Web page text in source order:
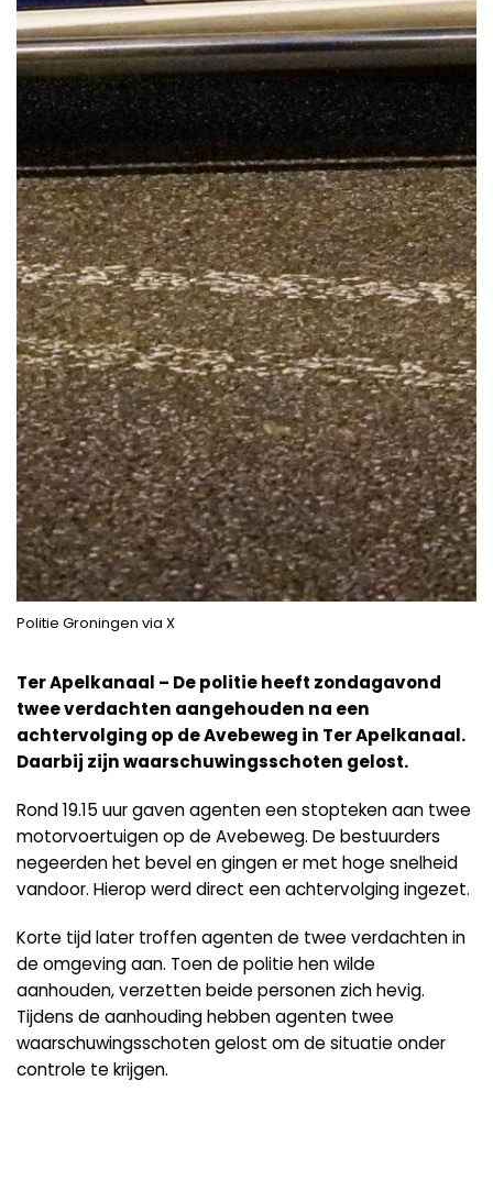
Politie Groningen via X
Ter Apelkanaal – De politie heeft zondagavond
twee verdachten aangehouden na een
achtervolging op de Avebeweg in Ter Apelkanaal.
Daarbij zijn waarschuwingsschoten gelost.
Rond 19.15 uur gaven agenten een stopteken aan twee
motorvoertuigen op de Avebeweg. De bestuurders
negeerden het bevel en gingen er met hoge snelheid
vandoor. Hierop werd direct een achtervolging ingezet.
Korte tijd later troffen agenten de twee verdachten in
de omgeving aan. Toen de politie hen wilde
aanhouden, verzetten beide personen zich hevig.
Tijdens de aanhouding hebben agenten twee
waarschuwingsschoten gelost om de situatie onder
controle te krijgen.